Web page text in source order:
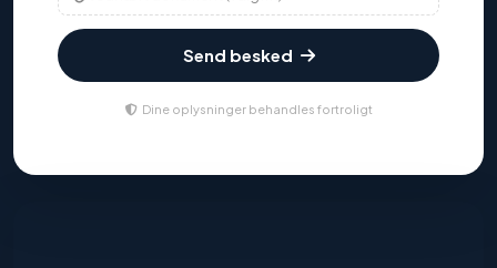
Send besked
Dine oplysninger behandles fortroligt